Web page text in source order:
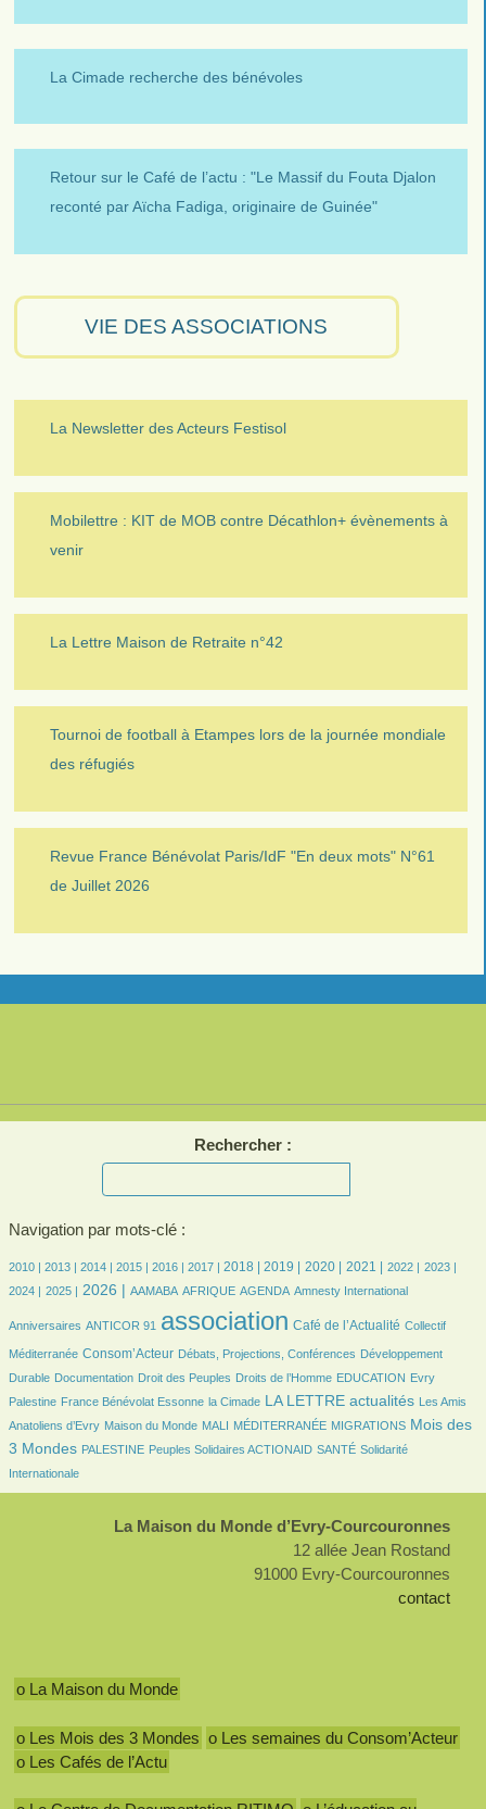
La Cimade recherche des bénévoles
Retour sur le Café de l’actu : "Le Massif du Fouta Djalon
reconté par Aïcha Fadiga, originaire de Guinée"
VIE DES ASSOCIATIONS
La Newsletter des Acteurs Festisol
Mobilettre : KIT de MOB contre Décathlon+ évènements à
venir
La Lettre Maison de Retraite n°42
Tournoi de football à Etampes lors de la journée mondiale
des réfugiés
Revue France Bénévolat Paris/IdF "En deux mots" N°61
de Juillet 2026
Rechercher :
Navigation par mots-clé :
3/1086
2010 |
3/10862013 |
81/1086 2014 |
154/1086 2015 |
193/1086 2016 |
205/1086 2017 |
281/1086 2018 |
289/1086 2019 |
254/1086 2020 |
266/1086 2021 |
195/1086 2022 |
194/1086 2023 |
202/1086
2024 |
192/1086
2025 |
390/1086 2026 |
34/1086 AAMABA
71/1086 AFRIQUE
198/1086 AGENDA
3/1086 Amnesty International
12/1086
Anniversaires ANTICOR 91 association Café de l’Actualité Collectif
Méditerranée
286/1086 Consom’Acteur
64/1086 Débats, Projections, Conférences
65/1086
Développement
Durable
24/1086Documentation
15/1086 Droit des Peuples
68/1086 Droits de l’Homme
15/1086 EDUCATION
4/1086
Evry
Palestine
73/1086France Bénévolat Essonne
17/1086 la Cimade
439/1086 LA LETTRE actualités
12/1086
Les Amis
Anatoliens d’Evry
36/1086 Maison du Monde
9/1086 MALI
3/1086 MÉDITERRANÉE
84/1086 MIGRATIONS
408/1086
Mois des
3 Mondes
40/1086 PALESTINE
44/1086 Peuples Solidaires ACTIONAID
41/1086 SANTÉ
97/1086
Solidarité
Internationale
La Maison du Monde d’Evry-Courcouronnes
12 allée Jean Rostand
91000 Evry-Courcouronnes
contact
o La Maison du Monde
o Les Mois des 3 Mondes o Les semaines du Consom’Acteur
o Les Cafés de l’Actu